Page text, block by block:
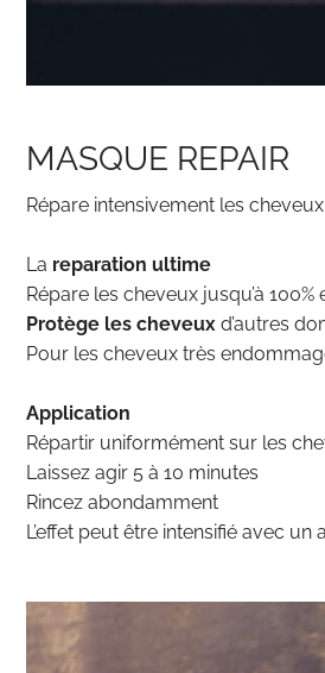
MASQUE REPAIR
Répare intensivement les
La reparation ultime
Répare les cheveux jusqu’à 100%
Protège les cheveux d’autres
Pour les cheveux très
Application
Répartir uniformément sur les
Laissez agir 5 à 10 minutes
Rincez abondamment
L’effet peut être intensifié avec